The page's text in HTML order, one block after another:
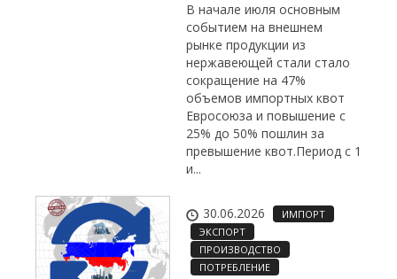
В начале июля основным
событием на внешнем
рынке продукции из
нержавеющей стали стало
сокращение на 47%
объемов импортных квот
Евросоюза и повышение с
25% до 50% пошлин за
превышение квот.Период с 1
и...
30.06.2026
ИМПОРТ
ЭКСПОРТ
ПРОИЗВОДСТВО
ПОТРЕБЛЕНИЕ